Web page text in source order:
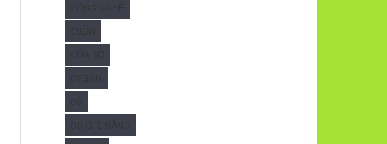
CÔNG NGHỆ
CUỐN
CỬA SỔ